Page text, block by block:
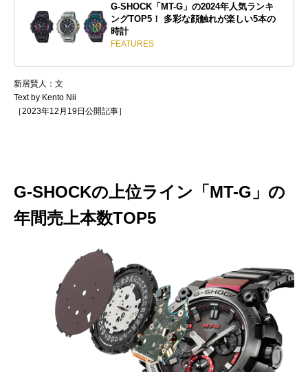
G-SHOCK「MT-G」の2024年人気ランキ
ングTOP5！ 多彩な顔触れが楽しい5本の
時計
FEATURES
新居賢人：文
Text by Kento Nii
［2023年12月19日公開記事］
G-SHOCKの上位ライン「MT-G」の
年間売上本数TOP5